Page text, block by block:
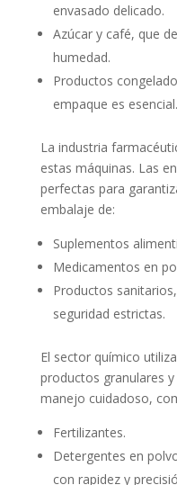
envasado delicado.
Azúcar y café, que
humedad.
Productos
empaque es esencial.
La industria
estas máquinas. Las
perfectas para
embalaje de:
Suplementos
Medicamentos en
Productos
seguridad estrictas.
El sector químico
productos granulares
manejo cuidadoso,
Fertilizantes.
Detergentes en
con rapidez y